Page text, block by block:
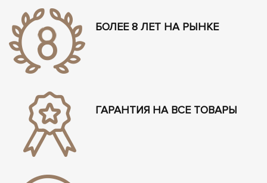
БОЛЕЕ 8 ЛЕТ НА РЫНКЕ
ГАРАНТИЯ НА ВСЕ ТОВАРЫ